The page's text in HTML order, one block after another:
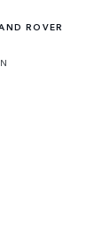
ROVER